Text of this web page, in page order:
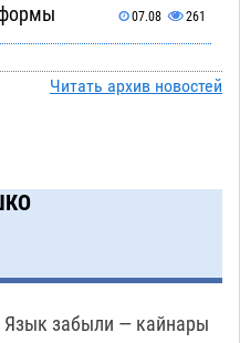
07.08 261
казанским «драконам»
скончались
четыре удара по
сто тысяч рублей
07.08 274
Читать архив новостей
забыли — кайнары